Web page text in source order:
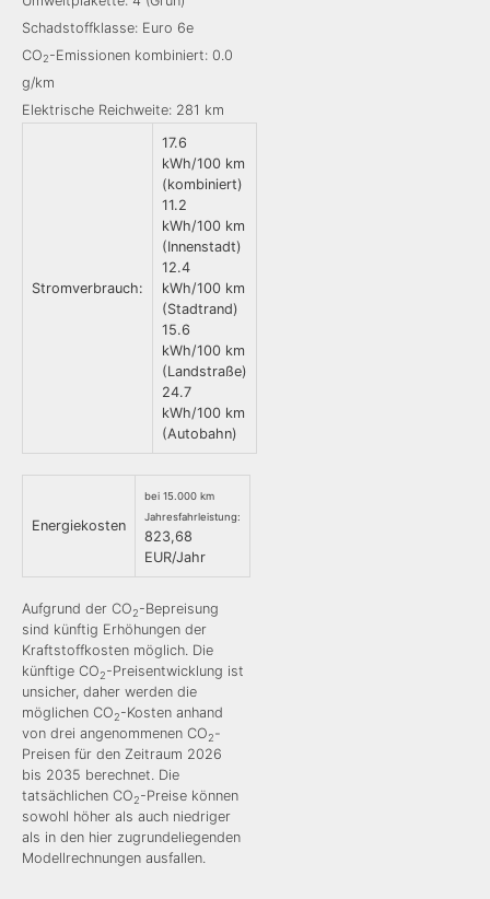
Schadstoffklasse: Euro 6e
CO2-Emissionen kombiniert: 0.0
g/km
Elektrische Reichweite: 281 km
Stromverbrauch:
17.6
kWh/100 km
(kombiniert)
11.2
kWh/100 km
(Innenstadt)
12.4
kWh/100 km
(Stadtrand)
15.6
kWh/100 km
(Landstraße)
24.7
kWh/100 km
(Autobahn)
Energiekosten
bei 15.000 km
Jahresfahrleistung:
823,68
EUR/Jahr
Aufgrund der CO2-Bepreisung
sind künftig Erhöhungen der
Kraftstoffkosten möglich. Die
künftige CO2-Preisentwicklung ist
unsicher, daher werden die
möglichen CO2-Kosten anhand
von drei angenommenen CO2-
Preisen für den Zeitraum 2026
bis 2035 berechnet. Die
tatsächlichen CO2-Preise können
sowohl höher als auch niedriger
als in den hier zugrundeliegenden
Modellrechnungen ausfallen.